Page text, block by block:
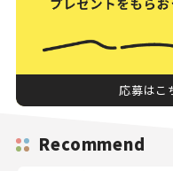
応募はこ
Recommend